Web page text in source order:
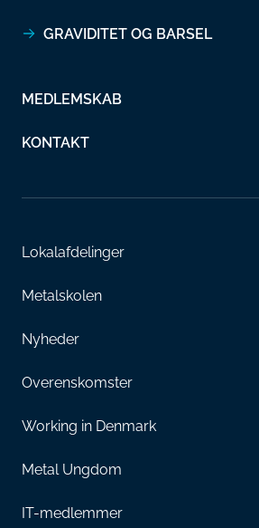
GRAVIDITET OG BARSEL
MEDLEMSKAB
KONTAKT
Lokalafdelinger
Metalskolen
Nyheder
Overenskomster
Working in Denmark
Metal Ungdom
IT-medlemmer